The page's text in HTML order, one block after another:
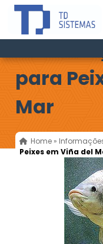
para
Mar
Home »
Peixes em Viña del